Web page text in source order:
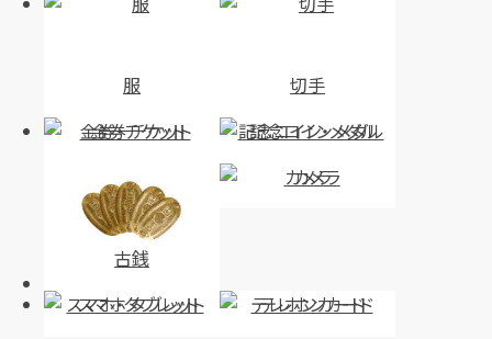
服
切手
金券・チケット
記念コイン・メダル
古銭
カメラ
スマホ・タブレット テレホンカード